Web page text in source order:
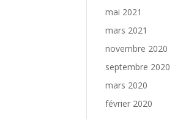
mai 2021
mars 2021
novembre 2020
septembre 2020
mars 2020
février 2020